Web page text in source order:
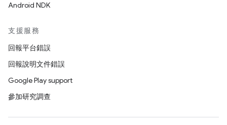
Android NDK
支援服務
回報平台錯誤
回報說明文件錯誤
Google Play support
參加研究調查